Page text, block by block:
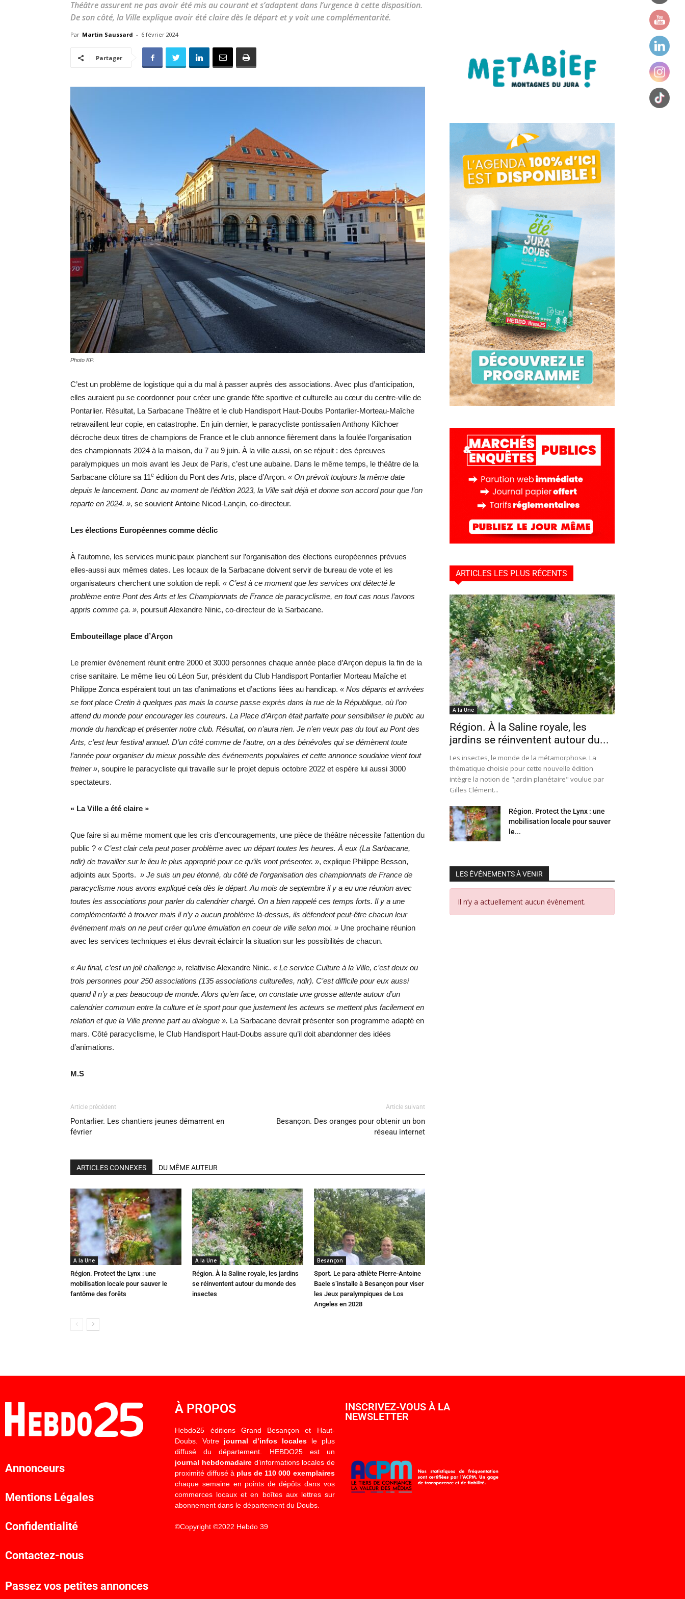
toute
–
Hebdo25
Théâtre assurent ne pas avoir été mis au courant et s’adaptent dans l’urgence à cette disposition.
De son côté, la Ville explique avoir été claire dès le départ et y voit une complémentarité.
Par Martin Saussard - 6 février 2024
Partager
Photo KP.
C’est un problème de logistique qui a du mal à passer auprès des associations. Avec plus d’anticipation,
elles auraient pu se coordonner pour créer une grande fête sportive et culturelle au cœur du centre-ville de
Pontarlier. Résultat, La Sarbacane Théâtre et le club Handisport Haut-Doubs Pontarlier-Morteau-Maîche
retravaillent leur copie, en catastrophe. En juin dernier, le paracycliste pontissalien Anthony Kilchoer
décroche deux titres de champions de France et le club annonce fièrement dans la foulée l’organisation
des championnats 2024 à la maison, du 7 au 9 juin. À la ville aussi, on se réjouit : des épreuves
paralympiques un mois avant les Jeux de Paris, c’est une aubaine. Dans le même temps, le théâtre de la
Sarbacane clôture sa 11e édition du Pont des Arts, place d’Arçon. « On prévoit toujours la même date
depuis le lancement. Donc au moment de l’édition 2023, la Ville sait déjà et donne son accord pour que l’on
reparte en 2024. », se souvient Antoine Nicod-Lançin, co-directeur.
Les élections Européennes comme déclic
À l’automne, les services municipaux planchent sur l’organisation des élections européennes prévues
elles-aussi aux mêmes dates. Les locaux de la Sarbacane doivent servir de bureau de vote et les
organisateurs cherchent une solution de repli. « C’est à ce moment que les services ont détecté le
problème entre Pont des Arts et les Championnats de France de paracyclisme, en tout cas nous l’avons
appris comme ça. », poursuit Alexandre Ninic, co-directeur de la Sarbacane.
Embouteillage place d’Arçon
Le premier événement réunit entre 2000 et 3000 personnes chaque année place d’Arçon depuis la fin de la
crise sanitaire. Le même lieu où Léon Sur, président du Club Handisport Pontarlier Morteau Maîche et
Philippe Zonca espéraient tout un tas d’animations et d’actions liées au handicap. « Nos départs et arrivées
se font place Cretin à quelques pas mais la course passe exprès dans la rue de la République, où l’on
attend du monde pour encourager les coureurs. La Place d’Arçon était parfaite pour sensibiliser le public au
monde du handicap et présenter notre club. Résultat, on n’aura rien. Je n’en veux pas du tout au Pont des
Arts, c’est leur festival annuel. D’un côté comme de l’autre, on a des bénévoles qui se démènent toute
l’année pour organiser du mieux possible des événements populaires et cette annonce soudaine vient tout
freiner », soupire le paracycliste qui travaille sur le projet depuis octobre 2022 et espère lui aussi 3000
spectateurs.
« La Ville a été claire »
Que faire si au même moment que les cris d’encouragements, une pièce de théâtre nécessite l’attention du
public ? « C’est clair cela peut poser problème avec un départ toutes les heures. À eux (La Sarbacane,
ndlr) de travailler sur le lieu le plus approprié pour ce qu’ils vont présenter. », explique Philippe Besson,
adjoints aux Sports. » Je suis un peu étonné, du côté de l’organisation des championnats de France de
paracyclisme nous avons expliqué cela dès le départ. Au mois de septembre il y a eu une réunion avec
toutes les associations pour parler du calendrier chargé. On a bien rappelé ces temps forts. Il y a une
complémentarité à trouver mais il n’y a aucun problème là-dessus, ils défendent peut-être chacun leur
événement mais on ne peut créer qu’une émulation en coeur de ville selon moi. » Une prochaine réunion
avec les services techniques et élus devrait éclaircir la situation sur les possibilités de chacun.
« Au final, c’est un joli challenge », relativise Alexandre Ninic. « Le service Culture à la Ville, c’est deux ou
trois personnes pour 250 associations (135 associations culturelles, ndlr). C’est difficile pour eux aussi
quand il n’y a pas beaucoup de monde. Alors qu’en face, on constate une grosse attente autour d’un
calendrier commun entre la culture et le sport pour que justement les acteurs se mettent plus facilement en
relation et que la Ville prenne part au dialogue ». La Sarbacane devrait présenter son programme adapté en
mars. Côté paracyclisme, le Club Handisport Haut-Doubs assure qu’il doit abandonner des idées
d’animations.
M.S
Article précédent
Pontarlier. Les chantiers jeunes démarrent en
février
Article suivant
Besançon. Des oranges pour obtenir un bon
réseau internet
ARTICLES CONNEXES DU MÊME AUTEUR
A la Une
Région. Protect the Lynx : une
mobilisation locale pour sauver le
fantôme des forêts
A la Une
Région. À la Saline royale, les jardins
se réinventent autour du monde des
insectes
Besançon
Sport. Le para-athlète Pierre-Antoine
Baele s’installe à Besançon pour viser
les Jeux paralympiques de Los
Angeles en 2028
ARTICLES LES PLUS RÉCENTS
A la Une
Région. À la Saline royale, les
jardins se réinventent autour du...
Les insectes, le monde de la métamorphose. La
thématique choisie pour cette nouvelle édition
intègre la notion de "jardin planétaire" voulue par
Gilles Clément...
Région. Protect the Lynx : une
mobilisation locale pour sauver
le...
LES ÉVÉNEMENTS À VENIR
Il n’y a actuellement aucun évènement.
Annonceurs
Mentions Légales
Confidentialité
Contactez-nous
Passez vos petites annonces
À PROPOS
Hebdo25 éditions Grand Besançon et Haut-
Doubs. Votre journal d’infos localesle plus
diffusé du département. HEBDO25 est un
journal hebdomadaired’informations locales de
proximité diffusé à plus de 110 000 exemplaires
chaque semaine en points de dépôts dans vos
commerces locaux et en boîtes aux lettres sur
abonnement dans le département du Doubs.
©Copyright ©2022 Hebdo 39
INSCRIVEZ-VOUS À LA
NEWSLETTER